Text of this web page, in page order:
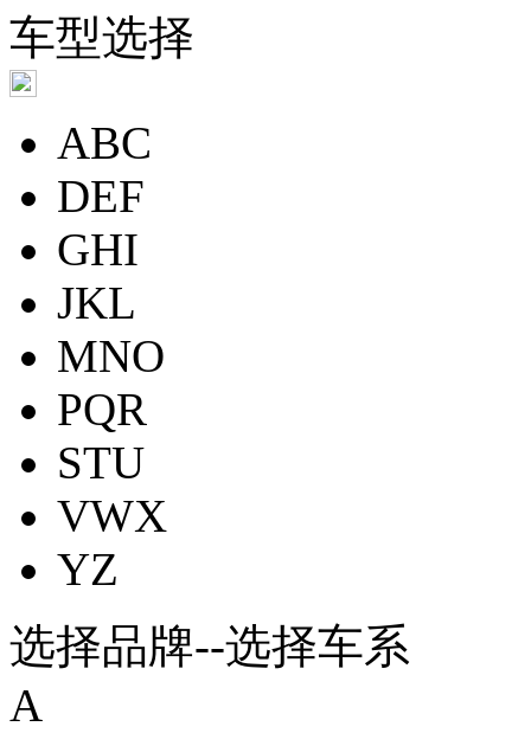
车型选择
ABC
DEF
GHI
JKL
MNO
PQR
STU
VWX
YZ
选择品牌--选择车系
A